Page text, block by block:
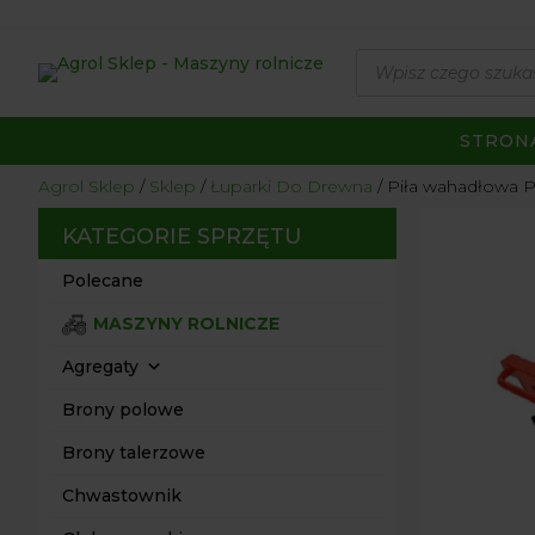
produktów
Agrol Sklep Sklep Łuparki Do Drewna Piła wahadłowa
KATEGORIE SPRZĘTU
Polecane
MASZYNY ROLNICZE
Agregaty
Brony polowe
Brony talerzowe
Chwastownik